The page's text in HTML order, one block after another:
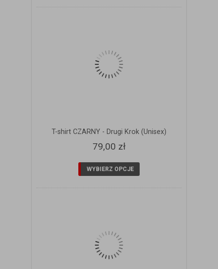
T-shirt CZARNY - Drugi Krok (Unisex)
79,00 zł
WYBIERZ OPCJE